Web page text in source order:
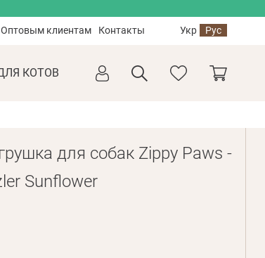
Оптовым клиентам Контакты Укр Рус
КОТОВ
для собак Zippy Paws -
Sunflower